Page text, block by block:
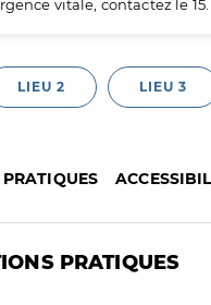
vitale, contactez le
LIEU 2 LIEU 3
PRATIQUES